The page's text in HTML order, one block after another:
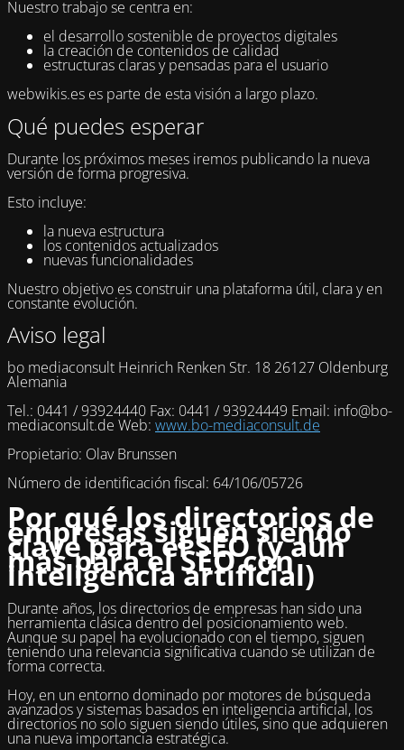
Nuestro trabajo se centra en:
el desarrollo sostenible de proyectos digitales
la creación de contenidos de calidad
estructuras claras y pensadas para el usuario
webwikis.es es parte de esta visión a largo plazo.
Qué puedes esperar
Durante los próximos meses iremos publicando la nueva
versión de forma progresiva.
Esto incluye:
la nueva estructura
los contenidos actualizados
nuevas funcionalidades
Nuestro objetivo es construir una plataforma útil, clara y en
constante evolución.
Aviso legal
bo mediaconsult Heinrich Renken Str. 18 26127 Oldenburg
Alemania
Tel.: 0441 / 93924440 Fax: 0441 / 93924449 Email: info@bo-
mediaconsult.de Web: www.bo-mediaconsult.de
Propietario: Olav Brunssen
Número de identificación fiscal: 64/106/05726
Por qué los directorios de
empresas siguen siendo
clave para el SEO (y aún
más para el SEO con
inteligencia artificial)
Durante años, los directorios de empresas han sido una
herramienta clásica dentro del posicionamiento web.
Aunque su papel ha evolucionado con el tiempo, siguen
teniendo una relevancia significativa cuando se utilizan de
forma correcta.
Hoy, en un entorno dominado por motores de búsqueda
avanzados y sistemas basados en inteligencia artificial, los
directorios no solo siguen siendo útiles, sino que adquieren
una nueva importancia estratégica.